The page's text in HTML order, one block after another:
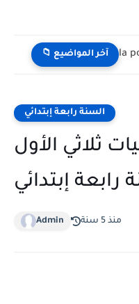
📁 آخر المواضيع
السنة رابعة إبتدائي
ثلاثي الأول
رابعة إبتدائي
Admin منذ 5 سنة